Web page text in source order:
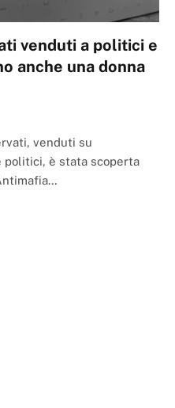
venduti a politici e
anche una donna
venduti su
politici, è stata scoperta